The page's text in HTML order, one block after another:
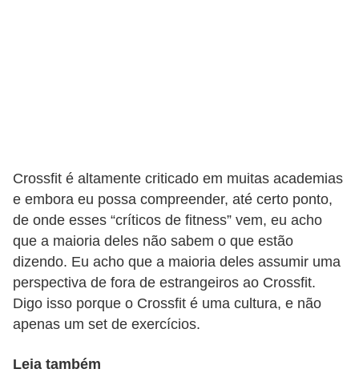
Crossfit é altamente criticado em muitas academias
e embora eu possa compreender, até certo ponto,
de onde esses “críticos de fitness” vem, eu acho
que a maioria deles não sabem o que estão
dizendo. Eu acho que a maioria deles assumir uma
perspectiva de fora de estrangeiros ao Crossfit.
Digo isso porque o Crossfit é uma cultura, e não
apenas um set de exercícios.
Leia também
i
m
e
n
t
a
ç
o